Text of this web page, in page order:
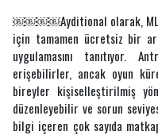
￼￼￼￼Ayditional olarak, MLB
için tamamen ücretsiz bir
uygulamasını tanıtıyor.
erişebilirler, ancak oyun
bireyler kişiselleştirilmiş
düzenleyebilir ve sorun
bilgi içeren çok sayıda